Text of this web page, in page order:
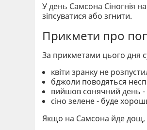
У день Самсона Сіногнія
зіпсуватися або згнити.
Прикмети про
За прикметами цього дня
квіти зранку не
бджоли поводяться
вийшов сонячний день -
сіно зелене - буде
Якщо на Самсона йде дощ,